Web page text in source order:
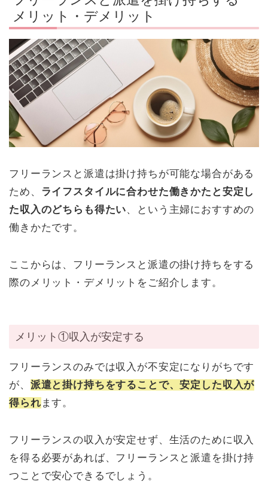
メリット・デメリット
フリーランスと派遣は掛け持ちが可能な場合がある
ため、 ライフスタイルに合わせた働きかたと安定し
た収入のどちらも得たい、という主婦におすすめの
働きかたです。
ここからは、フリーランスと派遣の掛け持ちをする
際のメリット・デメリットをご紹介します。
メリット①収入が安定する
フリーランスのみでは収入が不安定になりがちです
が、 派遣と掛け持ちをすることで、安定した収入が
得られ ます。
フリーランスの収入が安定せず、生活のために収入
を得る必要があれば、フリーランスと派遣を掛け持
つことで安心できるでしょう。